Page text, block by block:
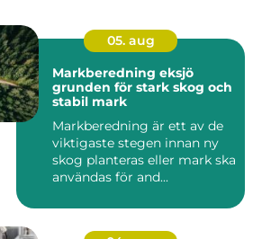
05. aug
Markberedning eksjö
grunden för stark skog och
stabil mark
Markberedning är ett av de
viktigaste stegen innan ny
skog planteras eller mark ska
användas för and...